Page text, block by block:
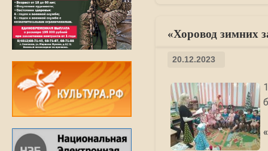
«Хоровод зимних
20.12.2023